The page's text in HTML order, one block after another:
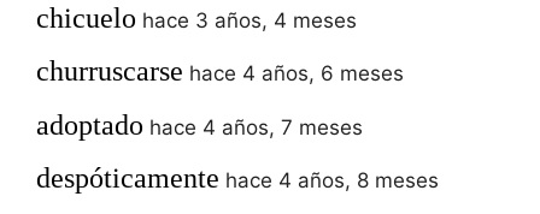
chicuelo hace 3 años, 4 meses
churruscarse hace 4 años, 6 meses
adoptado hace 4 años, 7 meses
despóticamente hace 4 años, 8 meses